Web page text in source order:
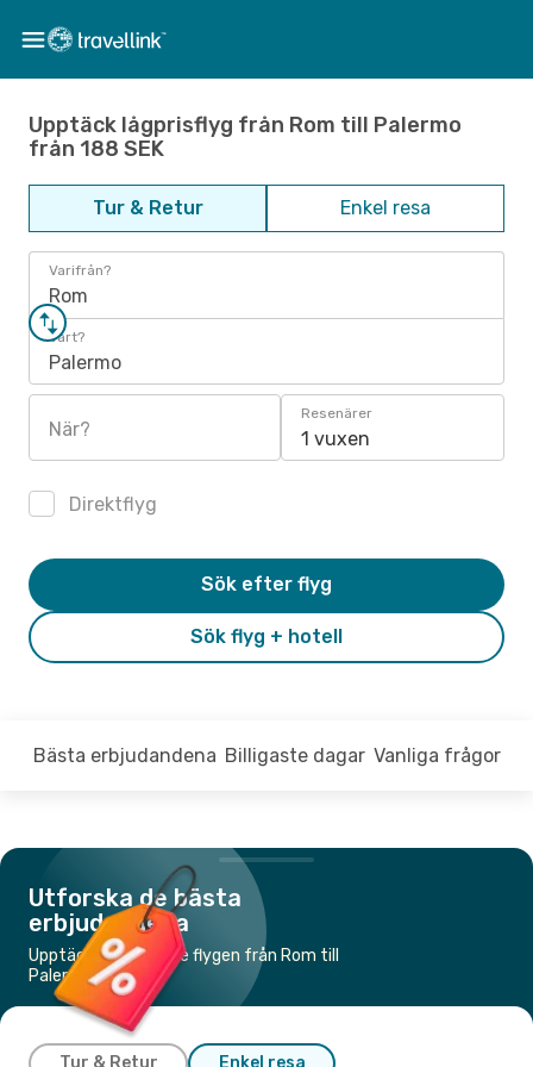
Upptäck lågprisflyg från Rom till Palermo
från 188 SEK
Tur & Retur Enkel resa
Varifrån?
Rom
Vart?
Palermo
När?
Resenärer
1 vuxen
Direktflyg
Sök flyg + hotell
Sök efter flyg
Bästa erbjudandena Billigaste dagar Vanliga frågor
Utforska de bästa
erbjudandena
Upptäck de billigaste flygen från Rom till
Palermo
Tur & Retur Enkel resa